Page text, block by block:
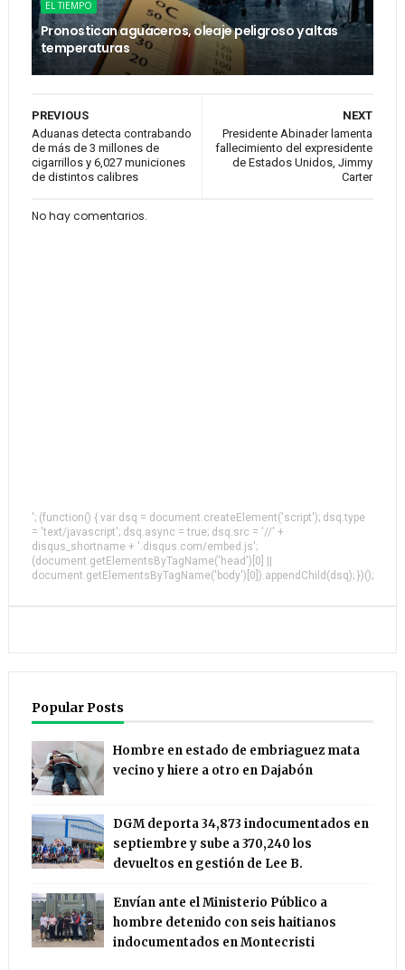
EL TIEMPO
Pronostican aguaceros, oleaje peligroso y altas
temperaturas
NEXT
Presidente Abinader lamenta
fallecimiento del expresidente
de Estados Unidos, Jimmy
Carter
PREVIOUS
Aduanas detecta contrabando
de más de 3 millones de
cigarrillos y 6,027 municiones
de distintos calibres
No hay comentarios.
'; (function() { var dsq = document.createElement('script'); dsq.type
= 'text/javascript'; dsq.async = true; dsq.src = '//' +
disqus_shortname + '.disqus.com/embed.js';
(document.getElementsByTagName('head')[0] ||
document.getElementsByTagName('body')[0]).appendChild(dsq); })();
Popular Posts
Hombre en estado de embriaguez mata
vecino y hiere a otro en Dajabón
DGM deporta 34,873 indocumentados en
septiembre y sube a 370,240 los
devueltos en gestión de Lee B.
Envían ante el Ministerio Público a
hombre detenido con seis haitianos
indocumentados en Montecristi